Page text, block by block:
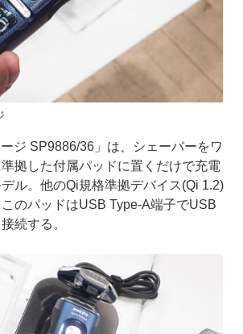
ージ SP9886/36」は、シェーバーをワ
拠した付属パッドに置くだけで充電
ル。他のQi規格準拠デバイス(Qi 1.2)
のパッドはUSB Type-A端子でUSB
続する。